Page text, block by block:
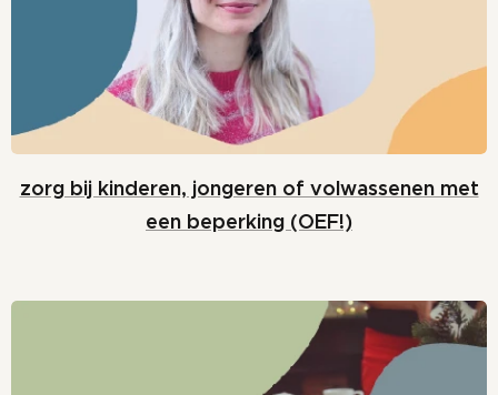
zorg bij kinderen, jongeren of volwassenen met
een beperking (OEF!)